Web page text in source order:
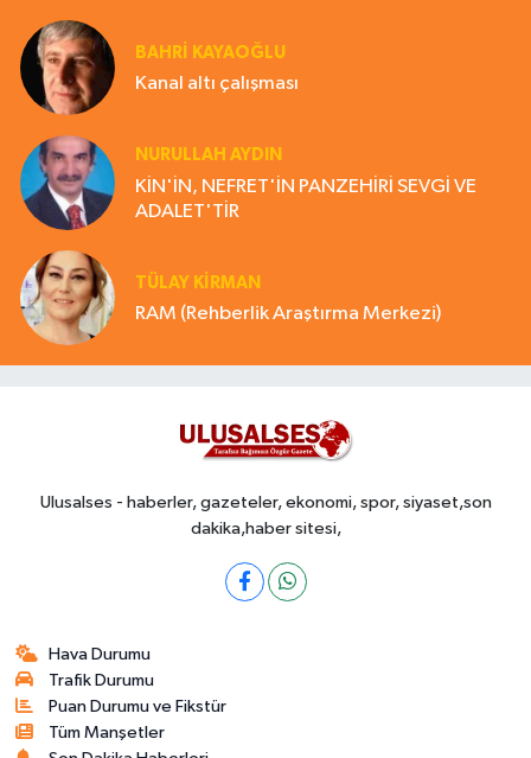
BAHRI KAYAOĞLU
Kanal altı çalışması
NURULLAH AYDIN
KİN'İN, NEFRET'İN PANZEHİRİ SEVGİ VE
ADALET'TİR
TÜLAY KİRMAN
RAM (Rehberlik Araştırma Merkezi)
Ulusalses - haberler, gazeteler, ekonomi, spor, siyaset,son
dakika,haber sitesi,
Hava Durumu
Trafik Durumu
Puan Durumu ve Fikstür
Tüm Manşetler